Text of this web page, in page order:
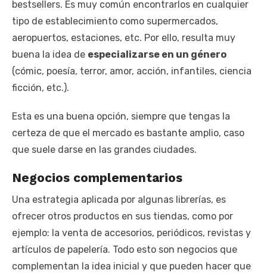
bestsellers. Es muy común encontrarlos en cualquier
tipo de establecimiento como supermercados,
aeropuertos, estaciones, etc. Por ello, resulta muy
buena la idea de especializarse en un género
(cómic, poesía, terror, amor, acción, infantiles, ciencia
ficción, etc.).
Esta es una buena opción, siempre que tengas la
certeza de que el mercado es bastante amplio, caso
que suele darse en las grandes ciudades.
Negocios complementarios
Una estrategia aplicada por algunas librerías, es
ofrecer otros productos en sus tiendas, como por
ejemplo: la venta de accesorios, periódicos, revistas y
artículos de papelería. Todo esto son negocios que
complementan la idea inicial y que pueden hacer que